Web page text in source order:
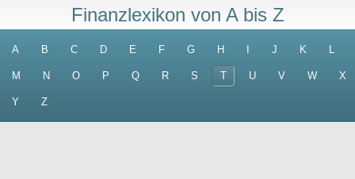
Finanzlexikon von A bis Z
A B C D E F G H J K L
M N O P Q R S T U V W X
Y Z